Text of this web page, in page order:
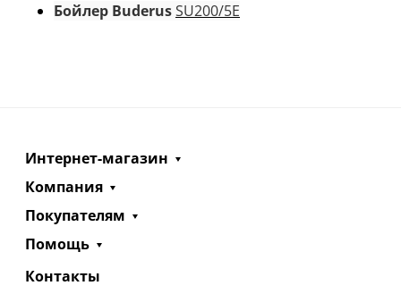
Бойлер BuderusSU200/5E
Интернет-магазин
Компания
Покупателям
Помощь
Контакты